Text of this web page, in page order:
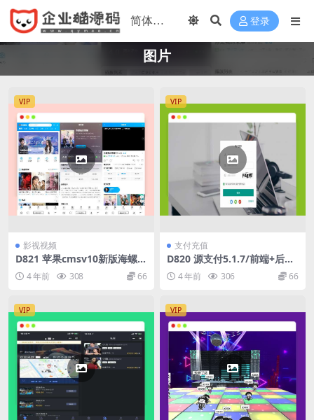
登录
图片
VIP
影视视频
D821 苹果cmsv10新版海螺破
解去授权无后门版
4 年前 308 66
VIP
支付充值
D820 源支付5.1.7/前端+后台
+云端协议2.0/打造更专业的聚
合免签支付系统
4 年前 306 66
VIP VIP